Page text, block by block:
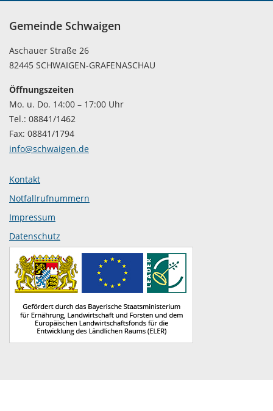
Gemeinde Schwaigen
Aschauer Straße 26
82445 SCHWAIGEN-GRAFENASCHAU
Öffnungszeiten
Mo. u. Do. 14:00 – 17:00 Uhr
Tel.: 08841/1462
Fax: 08841/1794
info@schwaigen.de
Kontakt
Notfallrufnummern
Impressum
Datenschutz